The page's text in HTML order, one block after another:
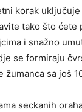
korak
tako što ćete
i snažno
se formiraju
žumanca sa još
seckanih